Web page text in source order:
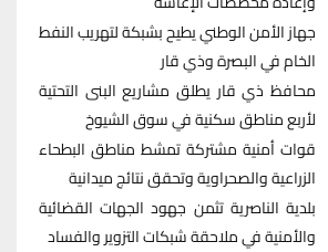
جهاز الأمن الوطني يطيح بشبكة لتهريب النفط
الخام في البصرة وذي قار
محافظ ذي قار يطلق مشاريع البنى التحتية
لأربع مناطق سكنية في سوق الشيوخ
قوات أمنية مشتركة تمشط مناطق البطحاء
الزراعية والصحراوية وتحقق نتائج ميدانية
بلدية الناصرية تثمن جهود الجهات القضائية
والأمنية في ملاحقة شبكات التزوير والفساد